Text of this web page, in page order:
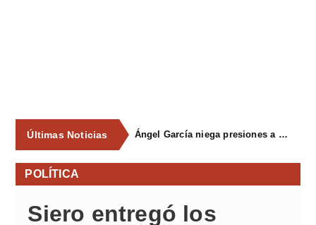
Últimas Noticias Ángel García niega presiones a comercios y asegura que el Ayuntamiento cumple "de manera muy rigurosa" la Ley de Contratos
POLÍTICA
Siero entregó los